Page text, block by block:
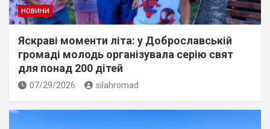
НОВИНИ
Яскраві моменти літа: у Доброславській
громаді молодь організувала серію свят
для понад 200 дітей
07/29/2026 silahromad